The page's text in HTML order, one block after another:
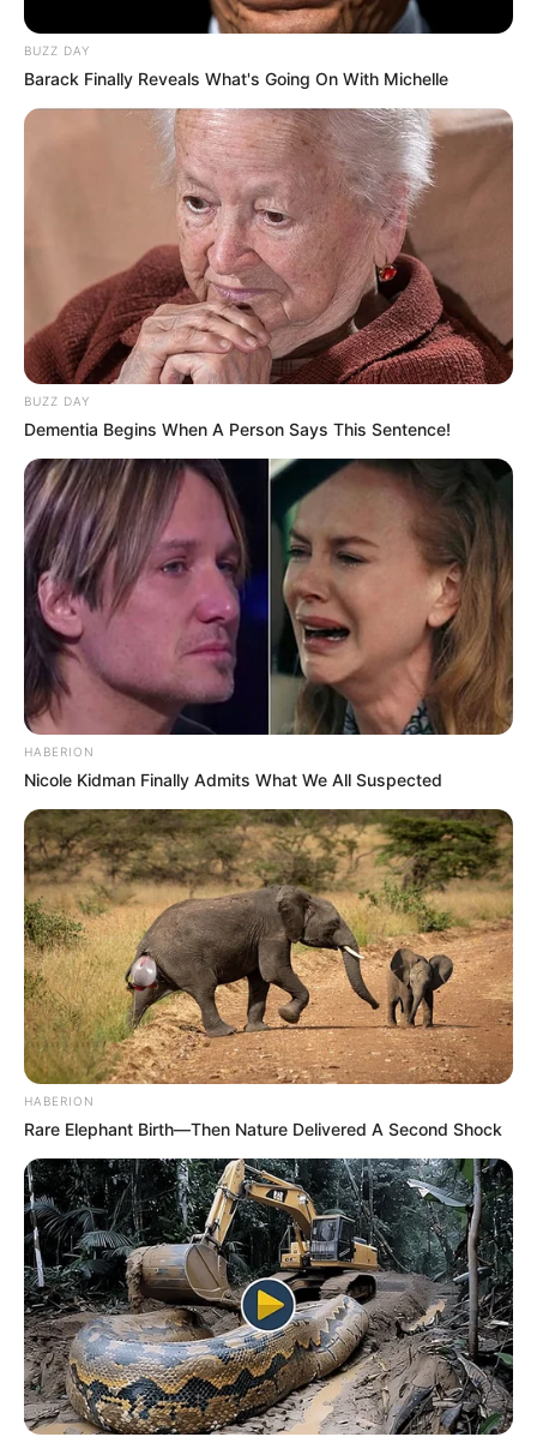
BUZZ DAY
Barack Finally Reveals What's Going On With Michelle
BUZZ DAY
Dementia Begins When A Person Says This Sentence!
HABERION
Nicole Kidman Finally Admits What We All Suspected
HABERION
Rare Elephant Birth—Then Nature Delivered A Second Shock